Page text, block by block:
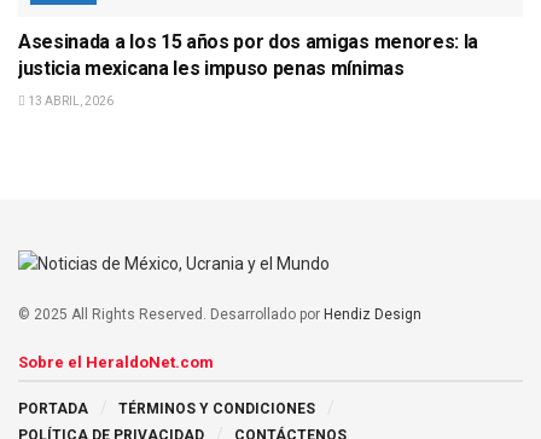
Asesinada a los 15 años por dos amigas menores: la
justicia mexicana les impuso penas mínimas
13 ABRIL, 2026
© 2025 All Rights Reserved. Desarrollado por Hendiz Design
Sobre el HeraldoNet.com
PORTADA
TÉRMINOS Y CONDICIONES
POLÍTICA DE PRIVACIDAD
CONTÁCTENOS